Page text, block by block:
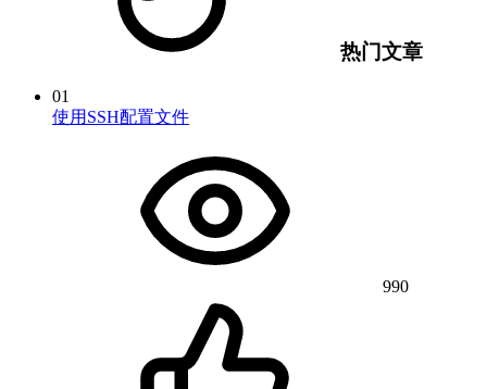
热门文章
01
使用SSH配置文件
990